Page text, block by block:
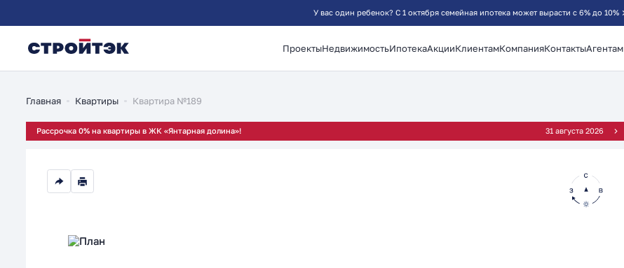
У вас один ребенок? С 1 октября семейная ипотека может вырасти с 6% до 10%
ПроектыНедвижимостьИпотекаАкцииКлиентамКомпанияКонтактыАгентам
1-комнатная 39.29м²
Главная Квартиры Квартира №189
Рассрочка 0% на квартиры в ЖК «Янтарная долина»! 31 августа 2026